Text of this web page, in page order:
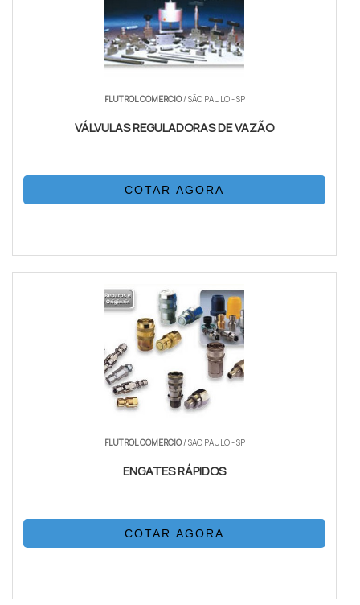
FLUTROL COMERCIO/ SÃO PAULO - SP
VÁLVULAS REGULADORAS DE VAZÃO
COTAR AGORA
FLUTROL COMERCIO/ SÃO PAULO - SP
ENGATES RÁPIDOS
COTAR AGORA